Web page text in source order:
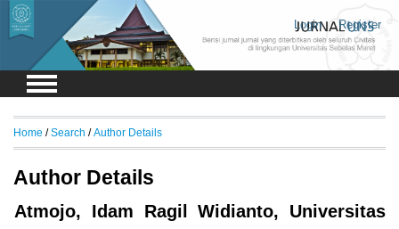
Login Register
Home /Search /Author Details
Author Details
Atmojo, Idam Ragil Widianto, Universitas